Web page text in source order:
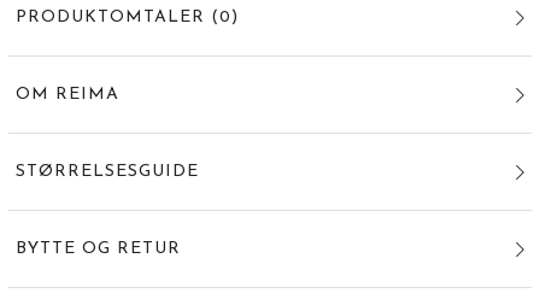
PRODUKTOMTALER (0 )
OM REIMA
STØRRELSESGUIDE
BYTTE OG RETUR